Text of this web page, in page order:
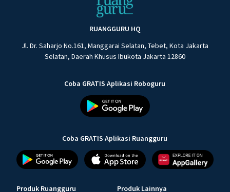
RUANGGURU HQ
Jl. Dr. Saharjo No.161, Manggarai Selatan, Tebet, Kota Jakarta
Selatan, Daerah Khusus Ibukota Jakarta 12860
Coba GRATIS Aplikasi Roboguru
Coba GRATIS Aplikasi Ruangguru
Produk Ruangguru Produk Lainnya